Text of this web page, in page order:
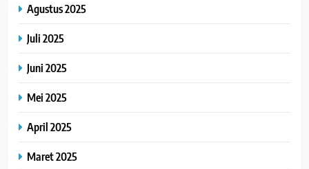
Agustus 2025
Juli 2025
Juni 2025
Mei 2025
April 2025
Maret 2025